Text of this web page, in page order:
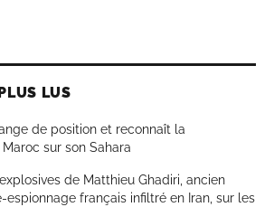
LUS
de position et reconnaît la
sur son Sahara
de Matthieu Ghadiri, ancien
français infiltré en Iran, sur les